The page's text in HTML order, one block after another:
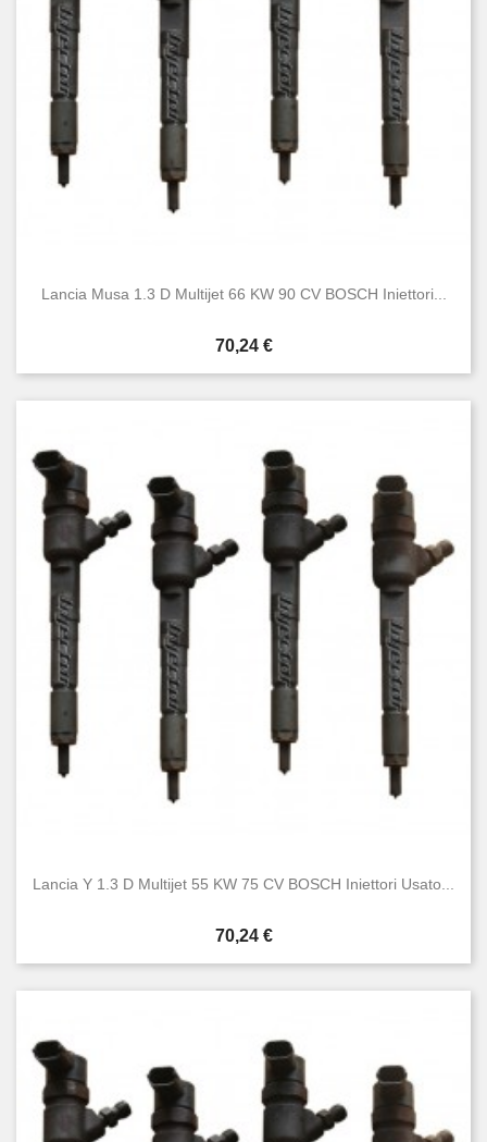
Lancia Musa 1.3 D Multijet 66 KW 90 CV BOSCH Iniettori...
Prezzo
70,24 €
Lancia Y 1.3 D Multijet 55 KW 75 CV BOSCH Iniettori Usato...
Prezzo
70,24 €